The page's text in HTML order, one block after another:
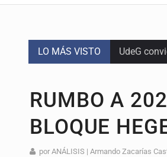
LO MÁS VISTO UdeG
Se
SCJN
Fiscalía
RUMBO A
BLOQUE
por ANÁLISIS | Armando Zacarías